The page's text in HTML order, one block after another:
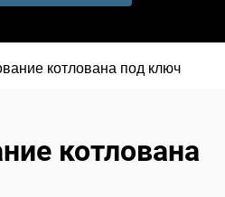
котлована под ключ
котлована